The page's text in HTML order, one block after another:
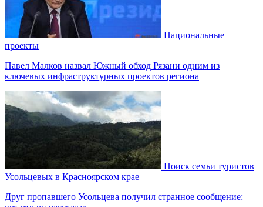
Национальные
проекты
Павел Малков назвал Южный обход Рязани одним из
ключевых инфраструктурных проектов региона
Поиск семьи туристов
Усольцевых в Красноярском крае
Друг пропавшего Усольцева получил странное сообщение: